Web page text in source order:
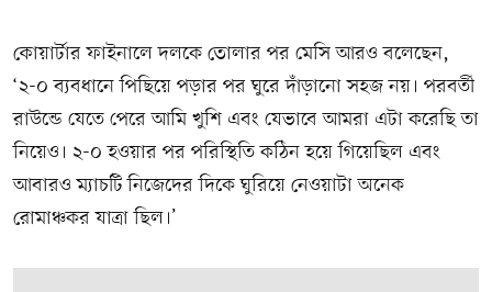
কোয়ার্টার ফাইনালে দলকে তোলার পর মেসি আরও বলেছেন,
‘২-০ ব্যবধানে পিছিয়ে পড়ার পর ঘুরে দাঁড়ানো সহজ নয়। পরবর্তী
রাউন্ডে যেতে পেরে আমি খুশি এবং যেভাবে আমরা এটা করেছি তা
নিয়েও। ২-০ হওয়ার পর পরিস্থিতি কঠিন হয়ে গিয়েছিল এবং
আবারও ম্যাচটি নিজেদের দিকে ঘুরিয়ে নেওয়াটা অনেক
রোমাঞ্চকর যাত্রা ছিল।’